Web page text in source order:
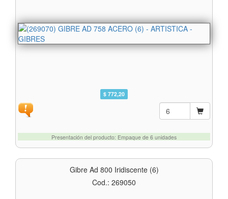
$ 772,20
Presentación del producto: Empaque de 6 unidades
Gibre Ad 800 Iridiscente (6)
Cod.: 269050